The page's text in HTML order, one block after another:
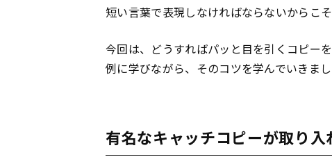
短い言葉で表現しなければならないからこ
今回は、どうすればパッと目を引くコピー
例に学びながら、そのコツを学んでいきまし
有名なキャッチコピーが取り